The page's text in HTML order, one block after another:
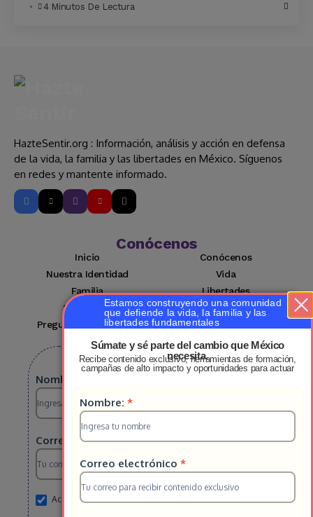
4 Minutos De Lectura
HazteSentir.org : Información, análisis y acción en defensa
de la vida, la familia y las libertades en México. Síguenos
en redes y mantente informado.
Conócenos
Inicio
Conócenos
Nuestra Identidad
Vida
Familia
Libertades
Suscríbete
Mi cuenta
Preguntas Frecuentes
Contacto
Suscribete a nuestro boletin
Suscripcion
HS
2025
Nombre:
Correo electrónico*
Acepto el aviso de privacidad
Estamos construyendo una comunidad
que defiende la vida, la familia y las
libertades fundamentales
Súmate y sé parte del cambio que México
necesita.
Recibe contenido exclusivo, herramientas de formación,
campañas de alto impacto y oportunidades para actuar
Suscripcion
HS
2025
Nombre: *
Correo electrónico *